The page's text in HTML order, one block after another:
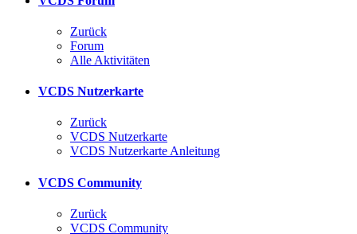
Zurück
Forum
Alle Aktivitäten
VCDS Nutzerkarte
Zurück
VCDS Nutzerkarte
VCDS Nutzerkarte Anleitung
VCDS Community
Zurück
VCDS Community